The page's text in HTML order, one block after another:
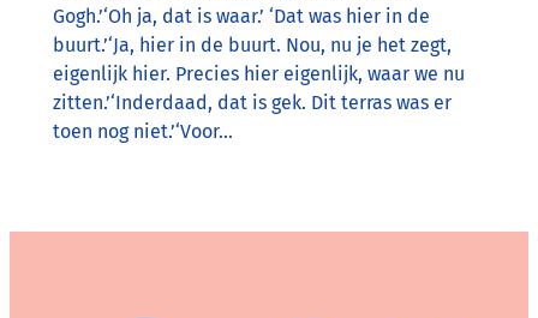
Gogh.’‘Oh ja, dat is waar.’ ‘Dat was hier in de
buurt.’‘Ja, hier in de buurt. Nou, nu je het zegt,
eigenlijk hier. Precies hier eigenlijk, waar we nu
zitten.’‘Inderdaad, dat is gek. Dit terras was er
toen nog niet.’‘Voor…